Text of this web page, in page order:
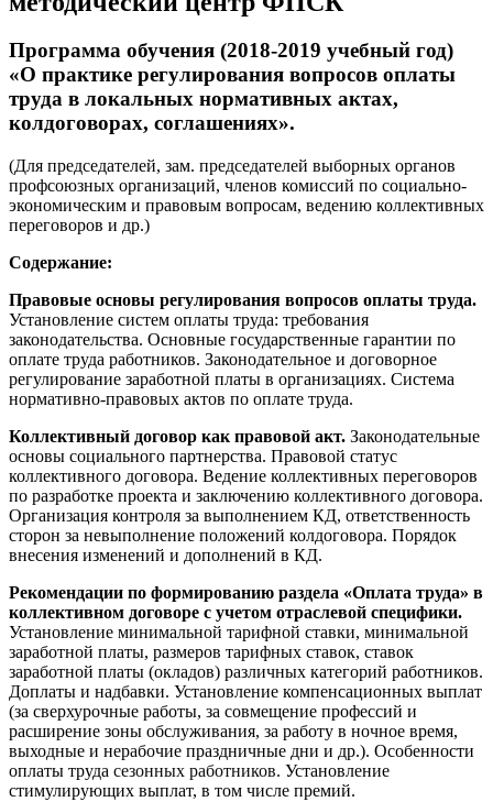
Программа обучения (2018-2019 учебный год)
«О практике регулирования вопросов оплаты
труда в локальных нормативных актах,
колдоговорах, соглашениях».
(Для председателей, зам. председателей выборных органов
профсоюзных организаций, членов комиссий по социально-
экономическим и правовым вопросам, ведению коллективных
переговоров и др.)
Содержание:
Правовые основы регулирования вопросов оплаты труда.
Установление систем оплаты труда: требования
законодательства. Основные государственные гарантии по
оплате труда работников. Законодательное и договорное
регулирование заработной платы в организациях. Система
нормативно-правовых актов по оплате труда.
Коллективный договор как правовой акт. Законодательные
основы социального партнерства. Правовой статус
коллективного договора. Ведение коллективных переговоров
по разработке проекта и заключению коллективного договора.
Организация контроля за выполнением КД, ответственность
сторон за невыполнение положений колдоговора. Порядок
внесения изменений и дополнений в КД.
Рекомендации по формированию раздела «Оплата труда» в
коллективном договоре с учетом отраслевой специфики.
Установление минимальной тарифной ставки, минимальной
заработной платы, размеров тарифных ставок, ставок
заработной платы (окладов) различных категорий работников.
Доплаты и надбавки. Установление компенсационных выплат
(за сверхурочные работы, за совмещение профессий и
расширение зоны обслуживания, за работу в ночное время,
выходные и нерабочие праздничные дни и др.). Особенности
оплаты труда сезонных работников. Установление
стимулирующих выплат, в том числе премий.